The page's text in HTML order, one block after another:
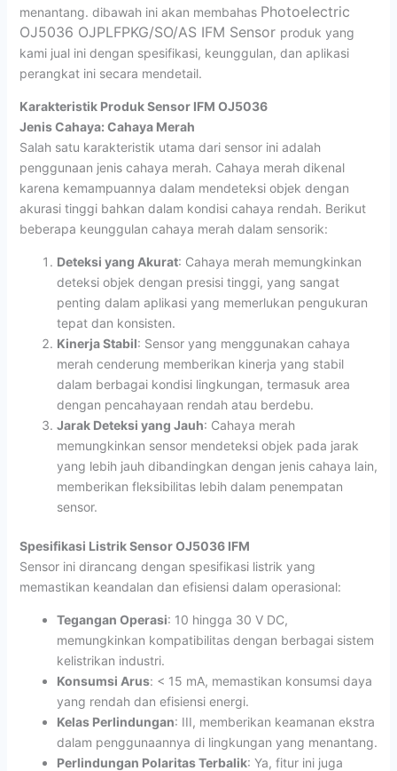
menantang. dibawah ini akan membahas Photoelectric
OJ5036 OJPLFPKG/SO/AS IFM Sensor produk yang
kami jual ini dengan spesifikasi, keunggulan, dan aplikasi
perangkat ini secara mendetail.
Karakteristik Produk Sensor IFM OJ5036
Jenis Cahaya: Cahaya Merah
Salah satu karakteristik utama dari sensor ini adalah
penggunaan jenis cahaya merah. Cahaya merah dikenal
karena kemampuannya dalam mendeteksi objek dengan
akurasi tinggi bahkan dalam kondisi cahaya rendah. Berikut
beberapa keunggulan cahaya merah dalam sensorik:
Deteksi yang Akurat: Cahaya merah memungkinkan
deteksi objek dengan presisi tinggi, yang sangat
penting dalam aplikasi yang memerlukan pengukuran
tepat dan konsisten.
Kinerja Stabil: Sensor yang menggunakan cahaya
merah cenderung memberikan kinerja yang stabil
dalam berbagai kondisi lingkungan, termasuk area
dengan pencahayaan rendah atau berdebu.
Jarak Deteksi yang Jauh: Cahaya merah
memungkinkan sensor mendeteksi objek pada jarak
yang lebih jauh dibandingkan dengan jenis cahaya lain,
memberikan fleksibilitas lebih dalam penempatan
sensor.
Spesifikasi Listrik Sensor OJ5036 IFM
Sensor ini dirancang dengan spesifikasi listrik yang
memastikan keandalan dan efisiensi dalam operasional:
Tegangan Operasi: 10 hingga 30 V DC,
memungkinkan kompatibilitas dengan berbagai sistem
kelistrikan industri.
Konsumsi Arus: < 15 mA, memastikan konsumsi daya
yang rendah dan efisiensi energi.
Kelas Perlindungan: III, memberikan keamanan ekstra
dalam penggunaannya di lingkungan yang menantang.
Perlindungan Polaritas Terbalik: Ya, fitur ini juga